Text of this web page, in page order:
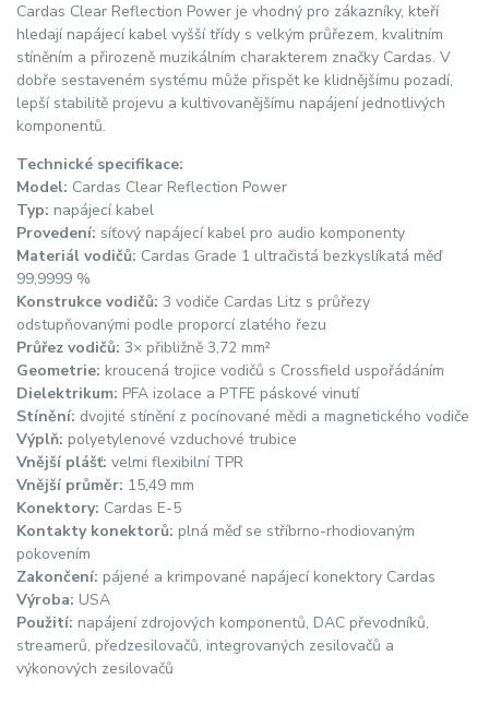
Cardas Clear Reflection Power je vhodný pro zákazníky, kteří
hledají napájecí kabel vyšší třídy s velkým průřezem, kvalitním
stíněním a přirozeně muzikálním charakterem značky Cardas. V
dobře sestaveném systému může přispět ke klidnějšímu pozadí,
lepší stabilitě projevu a kultivovanějšímu napájení jednotlivých
komponentů.
Technické specifikace:
Model: Cardas Clear Reflection Power
Typ: napájecí kabel
Provedení: síťový napájecí kabel pro audio komponenty
Materiál vodičů: Cardas Grade 1 ultračistá bezkyslíkatá měď
99,9999 %
Konstrukce vodičů: 3 vodiče Cardas Litz s průřezy
odstupňovanými podle proporcí zlatého řezu
Průřez vodičů: 3× přibližně 3,72 mm²
Geometrie: kroucená trojice vodičů s Crossfield uspořádáním
Dielektrikum: PFA izolace a PTFE páskové vinutí
Stínění: dvojité stínění z pocínované mědi a magnetického vodiče
Výplň: polyetylenové vzduchové trubice
Vnější plášť: velmi flexibilní TPR
Vnější průměr: 15,49 mm
Konektory: Cardas E-5
Kontakty konektorů: plná měď se stříbrno-rhodiovaným
pokovením
Zakončení: pájené a krimpované napájecí konektory Cardas
Výroba: USA
Použití: napájení zdrojových komponentů, DAC převodníků,
streamerů, předzesilovačů, integrovaných zesilovačů a
výkonových zesilovačů